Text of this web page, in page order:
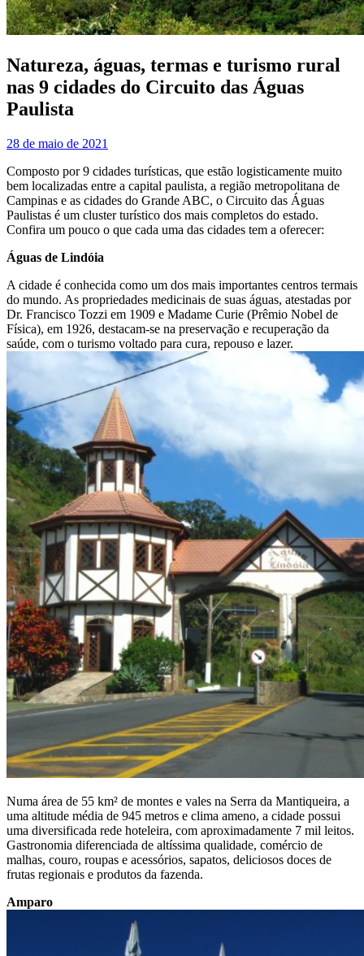
Natureza, águas, termas e turismo rural
nas 9 cidades do Circuito das Águas
Paulista
28 de maio de 2021
Composto por 9 cidades turísticas, que estão logisticamente muito
bem localizadas entre a capital paulista, a região metropolitana de
Campinas e as cidades do Grande ABC, o Circuito das Águas
Paulistas é um cluster turístico dos mais completos do estado.
Confira um pouco o que cada uma das cidades tem a oferecer:
Águas de Lindóia
A cidade é conhecida como um dos mais importantes centros termais
do mundo. As propriedades medicinais de suas águas, atestadas por
Dr. Francisco Tozzi em 1909 e Madame Curie (Prêmio Nobel de
Física), em 1926, destacam-se na preservação e recuperação da
saúde, com o turismo voltado para cura, repouso e lazer.
Numa área de 55 km² de montes e vales na Serra da Mantiqueira, a
uma altitude média de 945 metros e clima ameno, a cidade possui
uma diversificada rede hoteleira, com aproximadamente 7 mil leitos.
Gastronomia diferenciada de altíssima qualidade, comércio de
malhas, couro, roupas e acessórios, sapatos, deliciosos doces de
frutas regionais e produtos da fazenda.
Amparo